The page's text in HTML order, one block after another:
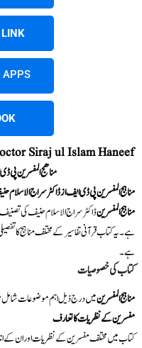
LINK
APPS
Siraj ul Islam Haneef
مناھج المفسرین پی
مناہج المفسرین پی ڈی ایف از ڈاکٹر سراج الاسلام
مناہج المفسرینڈاکٹر سراج الاسلام حنیف کی
ہے۔ یہ کتاب قرآنی تفاسیر کے مختلف مناہج کا
ہے۔
کتاب کی خصوصیات
مناہج المفسرینمیں درج ذیل اہم موضوعات شامل
مفسرین کے نظریات کا تعارف
کتاب میں مختلف مفسرین کے نظریات اور ان کے